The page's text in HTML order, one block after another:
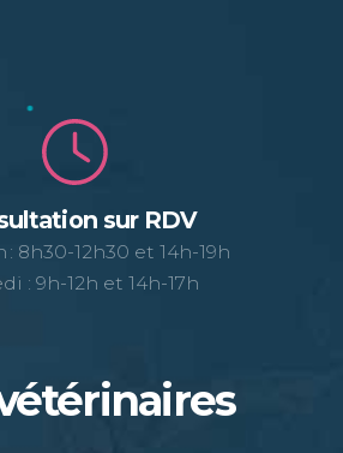
sur RDV
: 8h30-12h30 et 14h-19h
: 9h-12h et 14h-17h